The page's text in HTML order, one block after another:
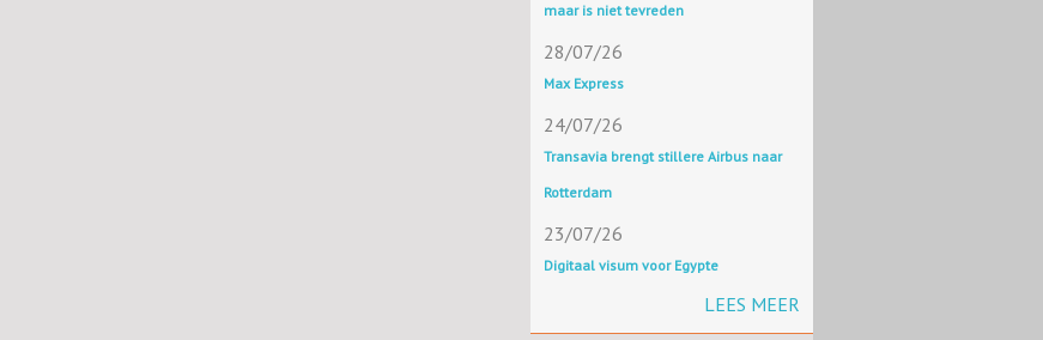
maar is niet tevreden
28/07/26
Max Express
24/07/26
Transavia brengt stillere Airbus naar
Rotterdam
23/07/26
Digitaal visum voor Egypte
LEES MEER